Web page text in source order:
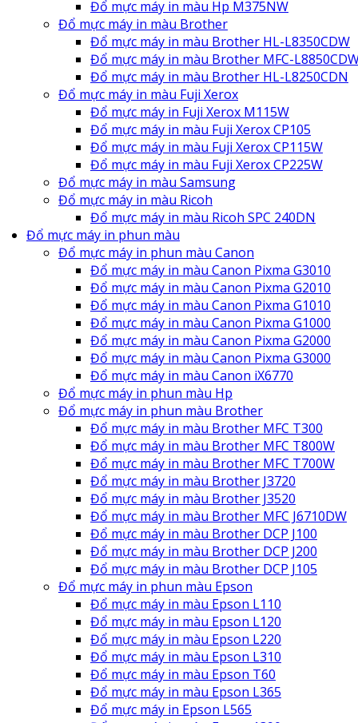
Đổ mực máy in màu Hp M375NW
Đổ mực máy in màu Brother
Đổ mực máy in màu Brother HL-L8350CDW
Đổ mực máy in màu Brother MFC-
Đổ mực máy in màu Brother HL-L8250CDN
Đổ mực máy in màu Fuji Xerox
Đổ mực máy in Fuji Xerox M115W
Đổ mực máy in màu Fuji Xerox CP105
Đổ mực máy in màu Fuji Xerox CP115W
Đổ mực máy in màu Fuji Xerox CP225W
Đổ mực máy in màu Samsung
Đổ mực máy in màu Ricoh
Đổ mực máy in màu Ricoh SPC 240DN
Đổ mực máy in phun màu
Đổ mực máy in phun màu Canon
Đổ mực máy in màu Canon Pixma G3010
Đổ mực máy in màu Canon Pixma G2010
Đổ mực máy in màu Canon Pixma G1010
Đổ mực máy in màu Canon Pixma G1000
Đổ mực máy in màu Canon Pixma G2000
Đổ mực máy in màu Canon Pixma G3000
Đổ mực máy in màu Canon iX6770
Đổ mực máy in phun màu Hp
Đổ mực máy in phun màu Brother
Đổ mực máy in màu Brother MFC T300
Đổ mực máy in màu Brother MFC T800W
Đổ mực máy in màu Brother MFC T700W
Đổ mực máy in màu Brother J3720
Đổ mực máy in màu Brother J3520
Đổ mực máy in màu Brother MFC J6710DW
Đổ mực máy in màu Brother DCP J100
Đổ mực máy in màu Brother DCP J200
Đổ mực máy in màu Brother DCP J105
Đổ mực máy in phun màu Epson
Đổ mực máy in màu Epson L110
Đổ mực máy in màu Epson L120
Đổ mực máy in màu Epson L220
Đổ mực máy in màu Epson L310
Đổ mực máy in màu Epson T60
Đổ mực máy in màu Epson L365
Đổ mực máy in Epson L565